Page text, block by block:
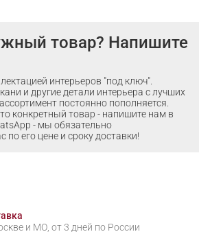
товар? Напишите
интерьеров "под ключ".
и другие детали интерьера с лучших
постоянно пополняется.
конкретный товар - напишите нам в
- мы обязательно
по его цене и сроку доставки!
и МО, от 3 дней по России